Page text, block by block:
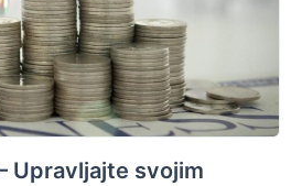
Upravljajte svojim